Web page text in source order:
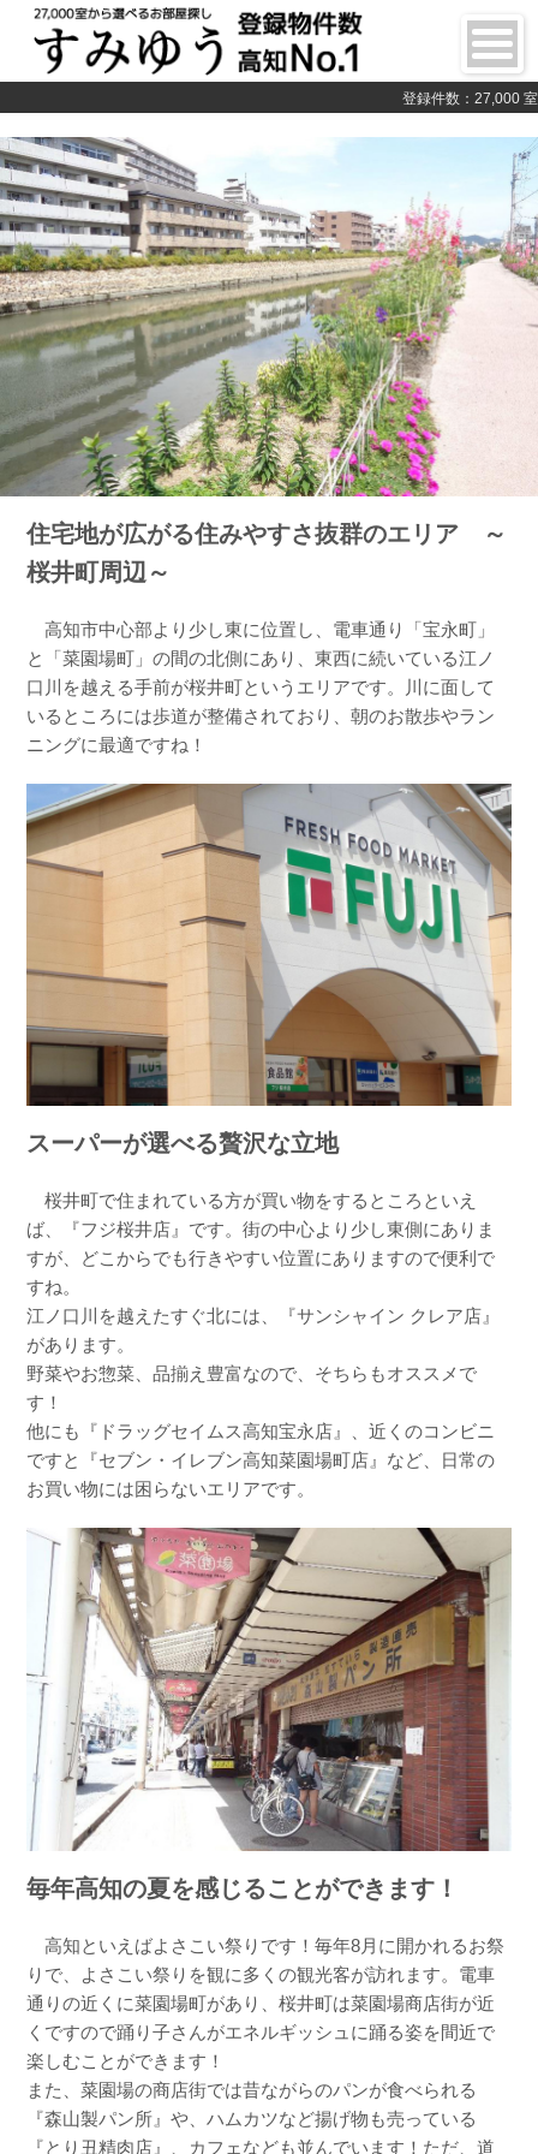
登録件数：27,000 室
住宅地が広がる住みやすさ抜群のエリア ～
桜井町周辺～
高知市中心部より少し東に位置し、電車通り「宝永町」
と「菜園場町」の間の北側にあり、東西に続いている江ノ
口川を越える手前が桜井町というエリアです。川に面して
いるところには歩道が整備されており、朝のお散歩やラン
ニングに最適ですね！
スーパーが選べる贅沢な立地
桜井町で住まれている方が買い物をするところといえ
ば、『フジ桜井店』です。街の中心より少し東側にありま
すが、どこからでも行きやすい位置にありますので便利で
すね。
江ノ口川を越えたすぐ北には、『サンシャイン クレア店』
があります。
野菜やお惣菜、品揃え豊富なので、そちらもオススメで
す！
他にも『ドラッグセイムス高知宝永店』、近くのコンビニ
ですと『セブン・イレブン高知菜園場町店』など、日常の
お買い物には困らないエリアです。
毎年高知の夏を感じることができます！
高知といえばよさこい祭りです！毎年8月に開かれるお祭
りで、よさこい祭りを観に多くの観光客が訪れます。電車
通りの近くに菜園場町があり、桜井町は菜園場商店街が近
くですので踊り子さんがエネルギッシュに踊る姿を間近で
楽しむことができます！
また、菜園場の商店街では昔ながらのパンが食べられる
『森山製パン所』や、ハムカツなど揚げ物も売っている
『とり丑精肉店』、カフェなども並んでいます！ただ、道